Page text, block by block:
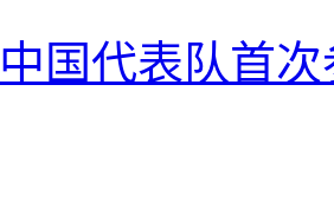
国代表队首